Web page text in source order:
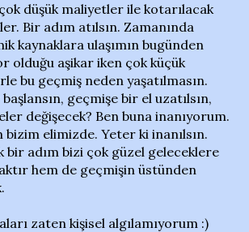
düşük maliyetler ile kotarılacak
Bir adım atılsın. Zamanında
kaynaklara ulaşımın bugünden
olduğu aşikar iken çok küçük
bu geçmiş neden yaşatılmasın.
geçmişe bir el uzatılsın,
değişecek? Ben buna inanıyorum.
bizim elimizde. Yeter ki inanılsın.
bir adım bizi çok güzel geleceklere
hem de geçmişin üstünden
zaten kişisel algılamıyorum :)